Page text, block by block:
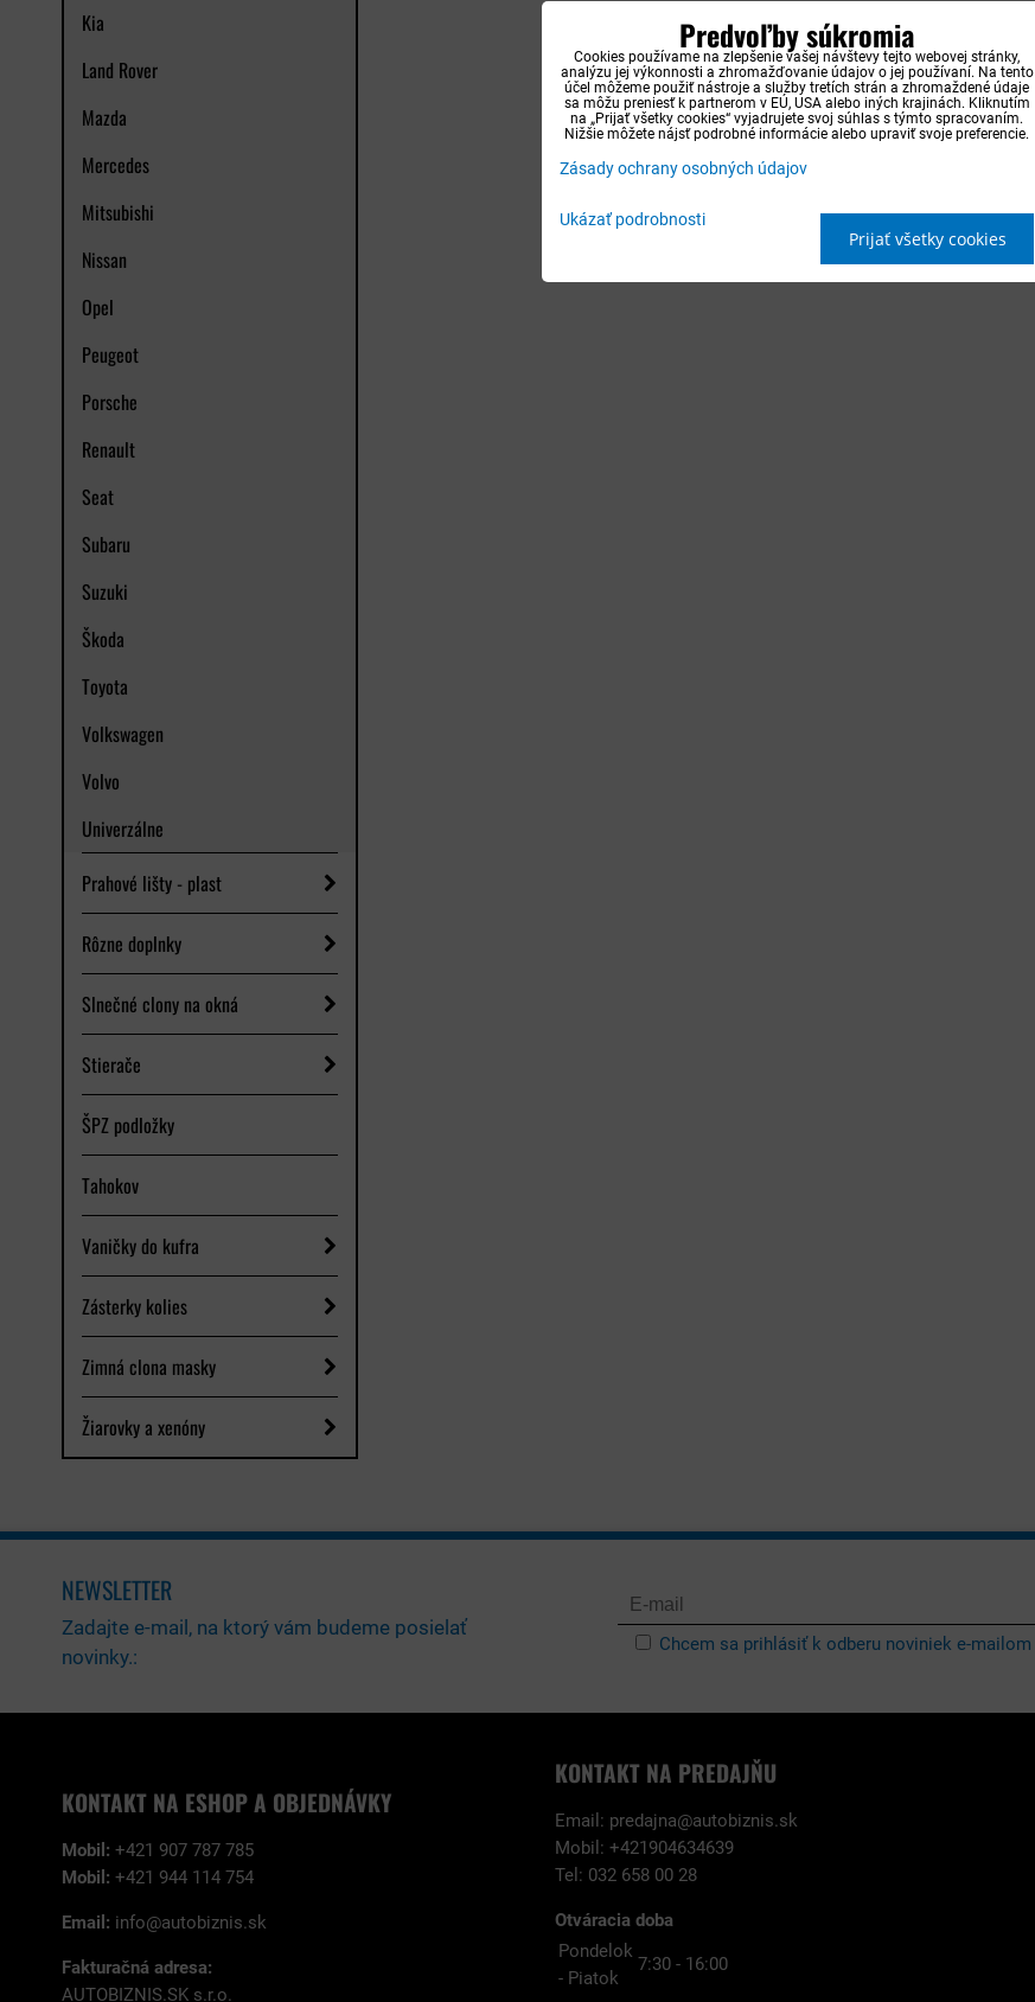
Kia
Land Rover
Mazda
Mercedes
Mitsubishi
Nissan
Opel
Peugeot
Porsche
Renault
Seat
Subaru
Suzuki
Škoda
Toyota
Volkswagen
Volvo
Univerzálne
Prahové lišty - plast
Rôzne doplnky
Slnečné clony na okná
Stierače
ŠPZ podložky
Tahokov
Vaničky do kufra
Zásterky kolies
Zimná clona masky
Žiarovky a xenóny
NEWSLETTER
Zadajte e-mail, na ktorý vám budeme posielať
novinky.:
Chcem sa prihlásiť k odberu noviniek e-mailom
KONTAKT NA ESHOP A OBJEDNÁVKY
Mobil: +421 907 787 785
Mobil: +421 944 114 754
Email: info@autobiznis.sk
Fakturačná adresa:
AUTOBIZNIS.SK s.r.o.
KONTAKT NA PREDAJŇU
Email: predajna@autobiznis.sk
Mobil: +421904634639
Tel: 032 658 00 28
Otváracia doba
Pondelok
- Piatok
7:30 - 16:00
Predvoľby súkromia
Cookies používame na zlepšenie vašej návštevy tejto webovej stránky,
analýzu jej výkonnosti a zhromažďovanie údajov o jej používaní. Na tento
účel môžeme použiť nástroje a služby tretích strán a zhromaždené údaje
sa môžu preniesť k partnerom v EÚ, USA alebo iných krajinách. Kliknutím
na „Prijať všetky cookies“ vyjadrujete svoj súhlas s týmto spracovaním.
Nižšie môžete nájsť podrobné informácie alebo upraviť svoje preferencie.
Zásady ochrany osobných údajov
Ukázať podrobnosti
Prijať všetky cookies